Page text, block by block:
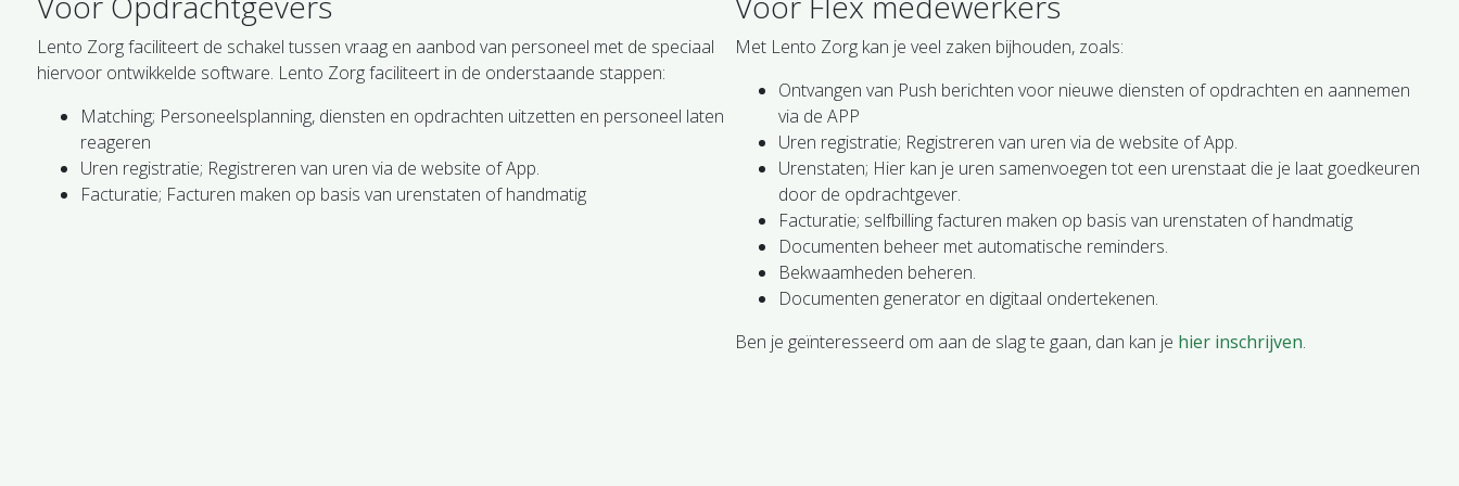
Lento Zorg faciliteert de schakel tussen vraag en aanbod van personeel met de speciaal
hiervoor ontwikkelde software. Lento Zorg faciliteert in de onderstaande stappen:
Matching; Personeelsplanning, diensten en opdrachten uitzetten en personeel laten
reageren
Uren registratie; Registreren van uren via de website of App.
Facturatie; Facturen maken op basis van urenstaten of handmatig
Met Lento Zorg kan je veel zaken bijhouden, zoals:
Ontvangen van Push berichten voor nieuwe diensten of opdrachten en aannemen
via de APP
Uren registratie; Registreren van uren via de website of App.
Urenstaten; Hier kan je uren samenvoegen tot een urenstaat die je laat goedkeuren
door de opdrachtgever.
Facturatie; selfbilling facturen maken op basis van urenstaten of handmatig
Documenten beheer met automatische reminders.
Bekwaamheden beheren.
Documenten generator en digitaal ondertekenen.
Ben je geïnteresseerd om aan de slag te gaan, dan kan je hier inschrijven.